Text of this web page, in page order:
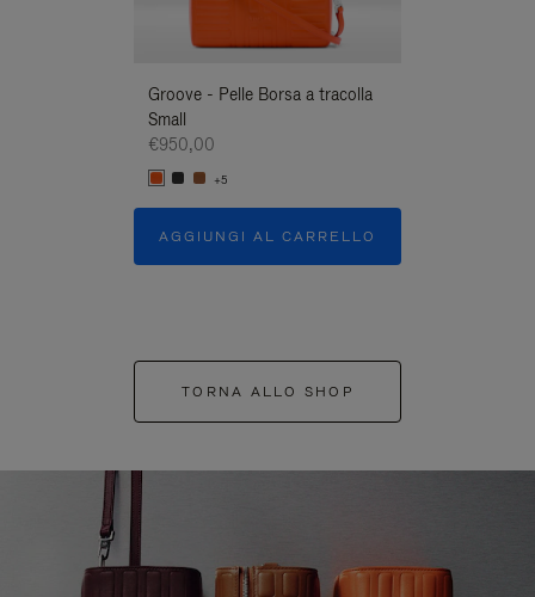
Groove - Pelle Borsa a tracolla
Small
€950,00
+5
AGGIUNGI AL CARRELLO
TORNA ALLO SHOP